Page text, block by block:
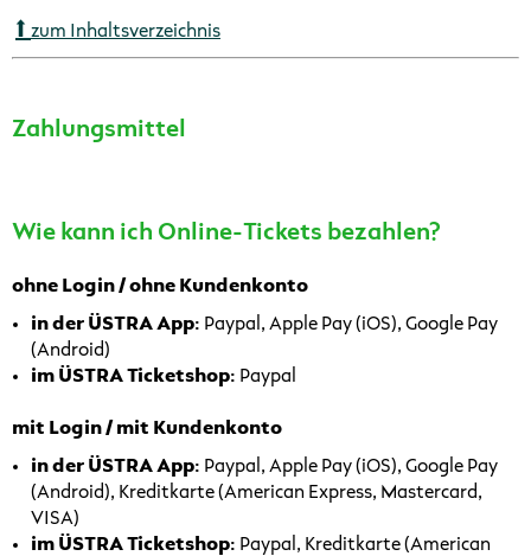
zum Inhaltsverzeichnis
Zahlungsmittel
Wie kann ich Online-Tickets bezahlen?
ohne Login / ohne Kundenkonto
in der ÜSTRA App: Paypal, Apple Pay (iOS), Google Pay
(Android)
im ÜSTRA Ticketshop: Paypal
mit Login / mit Kundenkonto
in der ÜSTRA App: Paypal, Apple Pay (iOS), Google Pay
(Android), Kreditkarte (American Express, Mastercard,
VISA)
im ÜSTRA Ticketshop: Paypal, Kreditkarte (American